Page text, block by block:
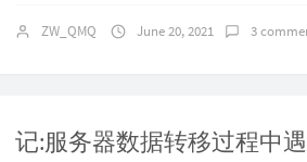
ZW_QMQ June 20, 2021 3
记:服务器数据转移过程中